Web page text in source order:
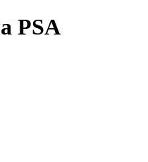
PSA